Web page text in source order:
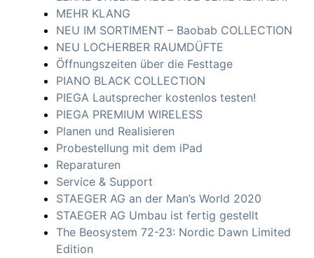
MEHR KLANG
NEU IM SORTIMENT – Baobab COLLECTION
NEU LOCHERBER RAUMDÜFTE
Öffnungszeiten über die Festtage
PIANO BLACK COLLECTION
PIEGA Lautsprecher kostenlos testen!
PIEGA PREMIUM WIRELESS
Planen und Realisieren
Probestellung mit dem iPad
Reparaturen
Service & Support
STAEGER AG an der Man’s World 2020
STAEGER AG Umbau ist fertig gestellt
The Beosystem 72-23: Nordic Dawn Limited
Edition